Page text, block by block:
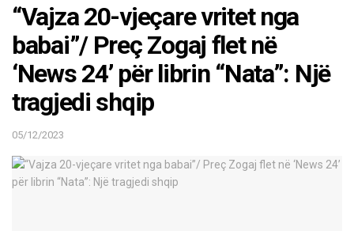
“Vajza 20-vjeçare vritet nga
babai”/ Preç Zogaj flet në
‘News 24’ për librin “Nata”: Një
tragjedi shqip
05/12/2023